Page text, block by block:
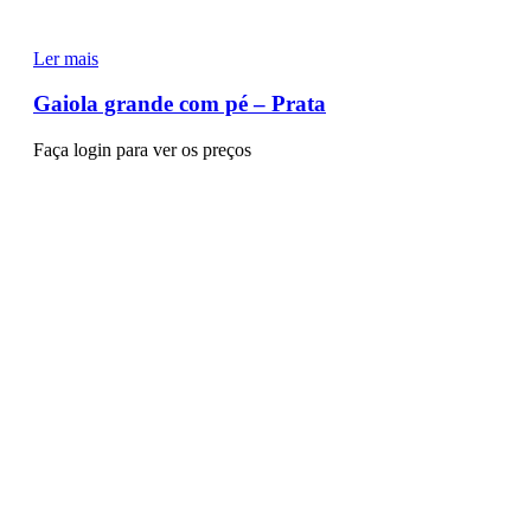
Ler mais
Gaiola grande com pé – Prata
Faça login para ver os preços